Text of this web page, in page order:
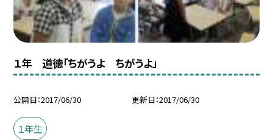
１年 道徳「ちがうよ ちがうよ」
公開日 2017/06/30 更新日 2017/06/30
１年生